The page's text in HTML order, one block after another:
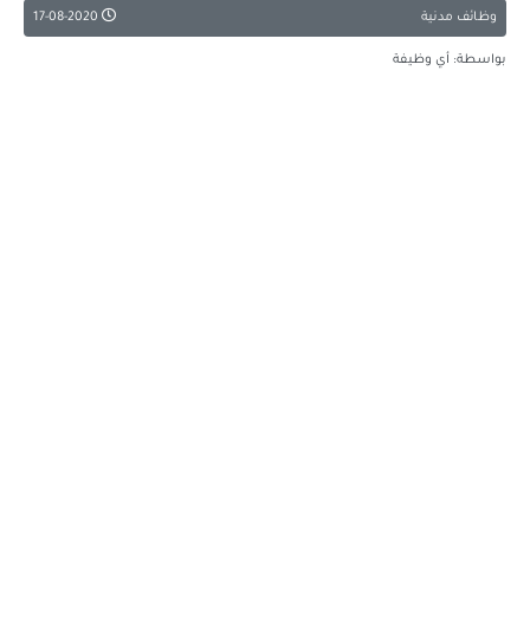
وظائف مدنية
بواسطة: أي وظيفة